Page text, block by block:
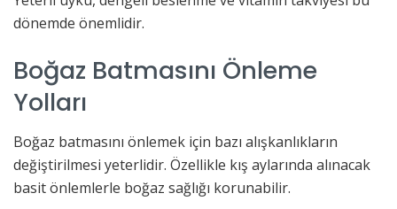
dönemde önemlidir.
Boğaz Batmasını Önleme
Yolları
Boğaz batmasını önlemek için bazı alışkanlıkların
değiştirilmesi yeterlidir. Özellikle kış aylarında alınacak
basit önlemlerle boğaz sağlığı korunabilir.